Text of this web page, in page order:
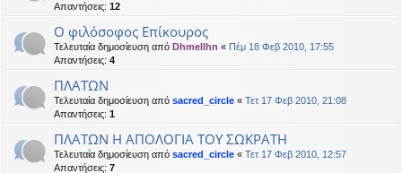
Απαντήσεις: 12
Ο φιλόσοφος Επίκουρος
Τελευταία δημοσίευση από Dhmellhn « Πέμ 18 Φεβ 2010, 17:55
Απαντήσεις: 4
ΠΛΑΤΩΝ
Τελευταία δημοσίευση από sacred_circle « Τετ 17 Φεβ 2010, 21:08
Απαντήσεις: 1
ΠΛΑΤΩΝ Η ΑΠΟΛΟΓΙΑ ΤΟΥ ΣΩΚΡΑΤΗ
Τελευταία δημοσίευση από sacred_circle « Τετ 17 Φεβ 2010, 12:57
Απαντήσεις: 7